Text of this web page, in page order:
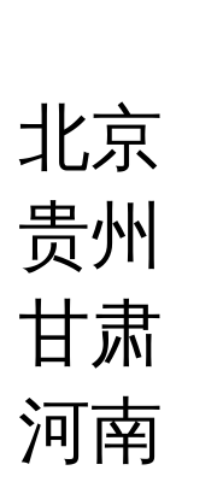
北京
贵州
甘肃
河南